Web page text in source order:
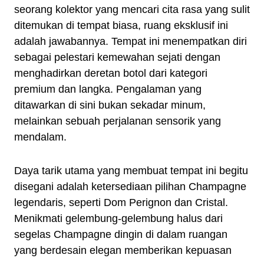
seorang kolektor yang mencari cita rasa yang sulit
ditemukan di tempat biasa, ruang eksklusif ini
adalah jawabannya. Tempat ini menempatkan diri
sebagai pelestari kemewahan sejati dengan
menghadirkan deretan botol dari kategori
premium dan langka. Pengalaman yang
ditawarkan di sini bukan sekadar minum,
melainkan sebuah perjalanan sensorik yang
mendalam.
Daya tarik utama yang membuat tempat ini begitu
disegani adalah ketersediaan pilihan Champagne
legendaris, seperti Dom Perignon dan Cristal.
Menikmati gelembung-gelembung halus dari
segelas Champagne dingin di dalam ruangan
yang berdesain elegan memberikan kepuasan